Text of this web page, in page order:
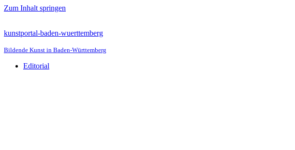
Zum Inhalt springen
kunstportal-baden-wuerttemberg
Bildende Kunst in Baden-Württemberg
Editorial